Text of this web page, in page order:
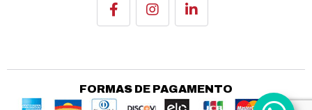
FORMAS DE PAGAMENTO